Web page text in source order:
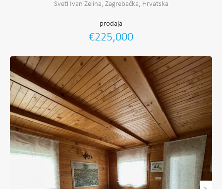
Sveti Ivan Zelina, Zagrebačka, Hrvatska
prodaja
€225,000